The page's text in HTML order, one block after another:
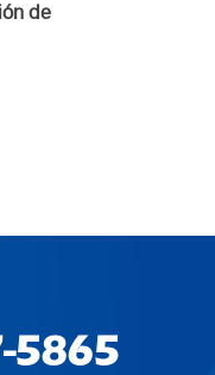
de
5865